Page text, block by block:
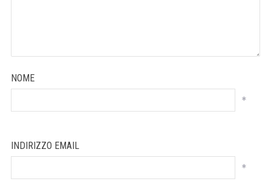
NOME
*
INDIRIZZO EMAIL
*